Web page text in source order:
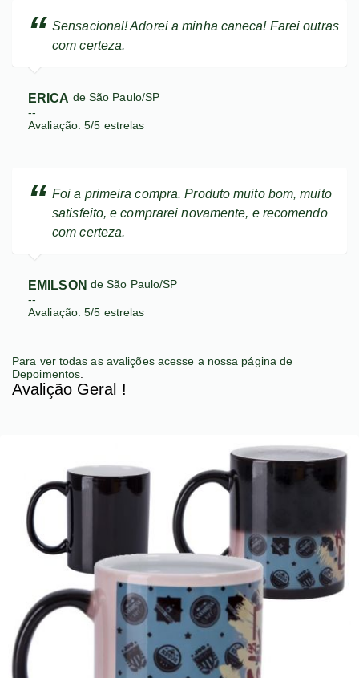
Sensacional! Adorei a minha caneca! Farei outras
com certeza.
ERICA de São Paulo/SP
--
Avaliação:5/5 estrelas
Foi a primeira compra. Produto muito bom, muito
satisfeito, e comprarei novamente, e recomendo
com certeza.
EMILSON de São Paulo/SP
--
Avaliação:5/5 estrelas
Para ver todas as avalições acesse a nossa página de
Depoimentos
Avalição Geral !